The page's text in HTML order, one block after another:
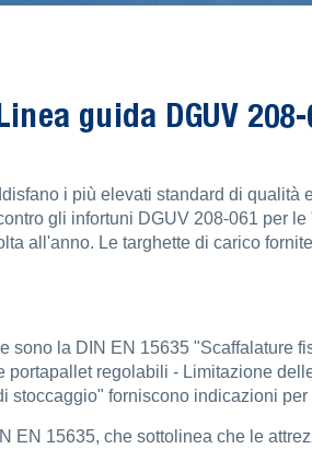
guida DGUV 208-
i più elevati standard di
gli infortuni DGUV 208-061 per
all'anno. Le targhette di carico
la DIN EN 15635 "Scaffalature
regolabili - Limitazione
forniscono indicazioni
EN 15635, che sottolinea che le